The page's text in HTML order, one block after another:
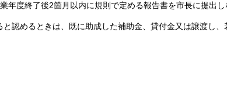
年度終了後2箇月以内に規則で定める報告書を市長に提出し
認めるときは、既に助成した補助金、貸付金又は譲渡し